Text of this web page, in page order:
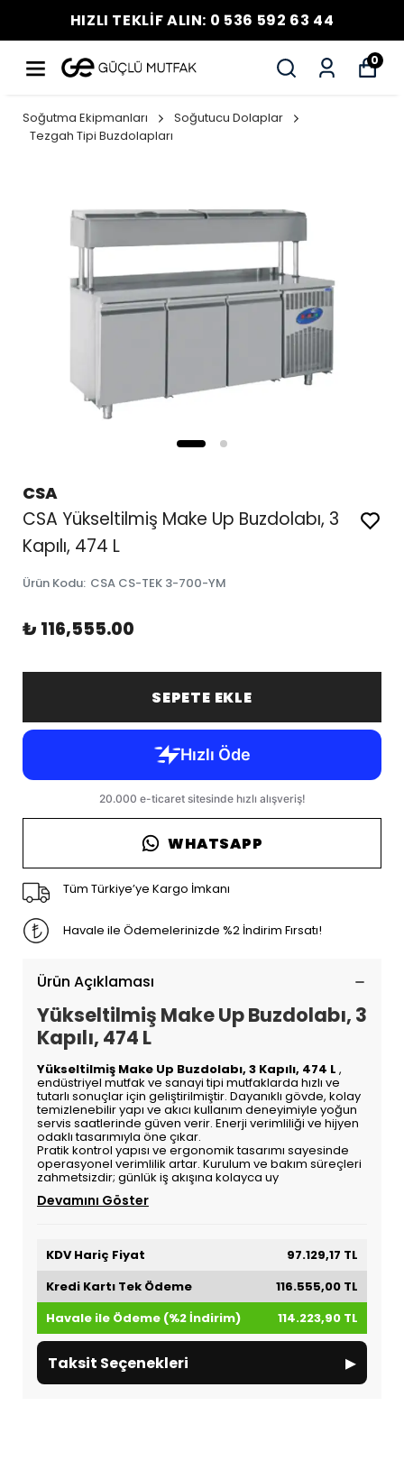
HIZLI TEKLİF ALIN: 0 536 592 63 44
0
Soğutma Ekipmanları
Soğutucu Dolaplar
Tezgah Tipi Buzdolapları
CSA
CSA Yükseltilmiş Make Up Buzdolabı, 3
Kapılı, 474 L
Ürün Kodu: CSA CS-TEK 3-700-YM
₺ 116,555.00
SEPETE EKLE
WHATSAPP
Tüm Türkiye’ye Kargo İmkanı
Havale ile Ödemelerinizde %2 İndirim Fırsatı!
Ürün Açıklaması
Yükseltilmiş Make Up Buzdolabı, 3
Kapılı, 474 L
Yükseltilmiş Make Up Buzdolabı, 3 Kapılı, 474 L ,
endüstriyel mutfak ve sanayi tipi mutfaklarda hızlı ve
tutarlı sonuçlar için geliştirilmiştir. Dayanıklı gövde, kolay
temizlenebilir yapı ve akıcı kullanım deneyimiyle yoğun
servis saatlerinde güven verir. Enerji verimliliği ve hijyen
odaklı tasarımıyla öne çıkar.
Pratik kontrol yapısı ve ergonomik tasarımı sayesinde
operasyonel verimlilik artar. Kurulum ve bakım süreçleri
zahmetsizdir; günlük iş akışına kolayca uy
Devamını Göster
KDV Hariç Fiyat
97.129,17 TL
Kredi Kartı Tek Ödeme
116.555,00 TL
Havale ile Ödeme (%2 İndirim)
114.223,90 TL
Taksit Seçenekleri ▸